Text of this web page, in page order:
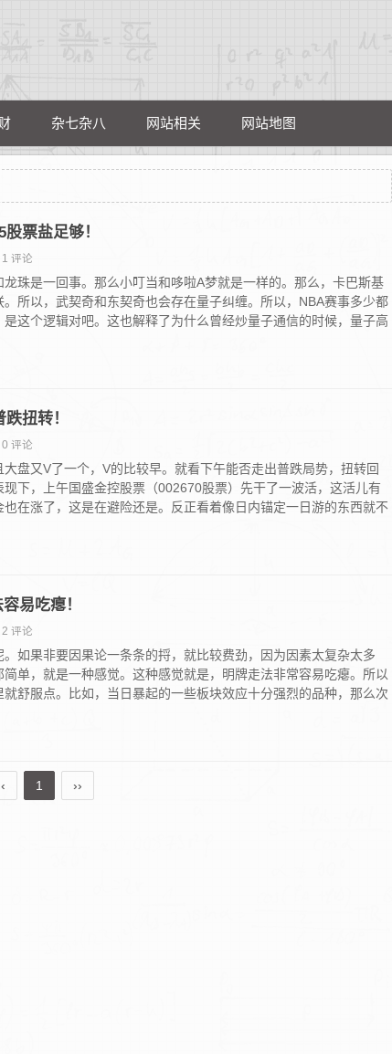
杂七杂八 网站相关 网站地图
票盐足够！
1 评论
珠是一回事。那么小叮当和哆啦A梦就是一样的。那么，卡巴斯基
所以，武契奇和东契奇也会存在量子纠缠。所以，NBA赛事多少都
这个逻辑对吧。这也解释了为什么曾经炒量子通信的时候，量子高
扭转！
0 评论
盘又V了一个，V的比较早。就看下午能否走出普跌局势，扭转回
下，上午国盛金控股票（002670股票）先干了一波活，这活儿有
在涨了，这是在避险还是。反正看着像日内锚定一日游的东西就不
易吃瘪！
2 评论
如果非要因果论一条条的捋，就比较费劲，因为因素太复杂太多
单，就是一种感觉。这种感觉就是，明牌走法非常容易吃瘪。所以
舒服点。比如，当日暴起的一些板块效应十分强烈的品种，那么次
1 ››